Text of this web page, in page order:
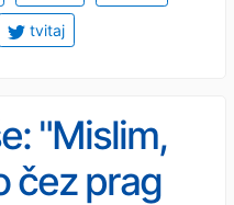
tvitaj
"Mislim,
čez prag